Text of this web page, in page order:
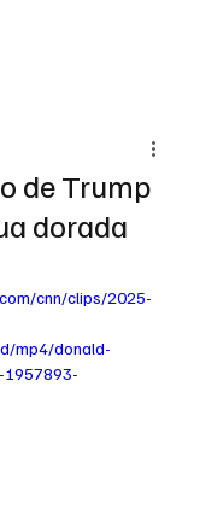
de Trump
dorada
cnn/clips/2025-
mp4/donald-
1957893-